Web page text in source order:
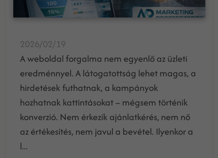
2026/02/19
A weboldal forgalma nem egyenlő az üzleti
eredménnyel. A látogatottság lehet magas, a
hirdetések futhatnak, a kampányok
hozhatnak kattintásokat – mégsem történik
konverzió. Nem érkezik ajánlatkérés, nem nő
az értékesítés, nem javul a bevétel. Ilyenkor a
l...